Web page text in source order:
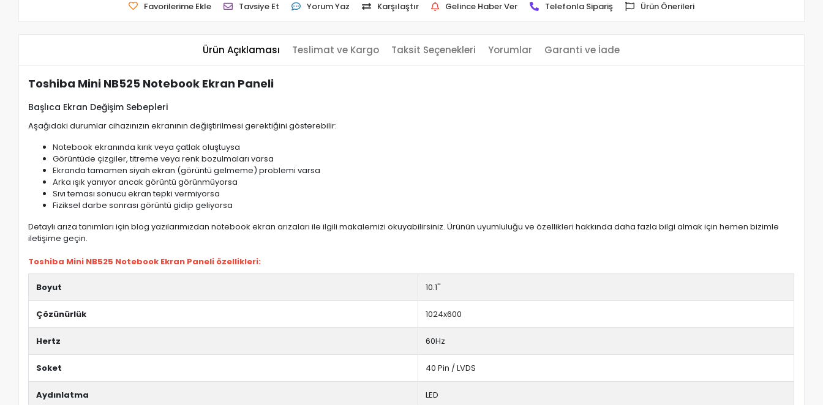
Favorilerime Ekle Tavsiye Et Yorum Yaz Karşılaştır Gelince Haber Ver Telefonla Sipariş Ürün Önerileri
Ürün Açıklaması Teslimat ve Kargo Taksit Seçenekleri Yorumlar Garanti ve İade
Toshiba Mini NB525 Notebook Ekran Paneli
Başlıca Ekran Değişim Sebepleri
Aşağıdaki durumlar cihazınızın ekranının değiştirilmesi gerektiğini gösterebilir:
Notebook ekranında kırık veya çatlak oluştuysa
Görüntüde çizgiler, titreme veya renk bozulmaları varsa
Ekranda tamamen siyah ekran (görüntü gelmeme) problemi varsa
Arka ışık yanıyor ancak görüntü görünmüyorsa
Sıvı teması sonucu ekran tepki vermiyorsa
Fiziksel darbe sonrası görüntü gidip geliyorsa
Detaylı arıza tanımları için blog yazılarımızdan notebook ekran arızaları ile ilgili makalemizi okuyabilirsiniz. Ürünün uyumluluğu ve özellikleri hakkında daha fazla bilgi almak için hemen bizimle
iletişime geçin.
Toshiba Mini NB525 Notebook Ekran Paneli özellikleri:
Boyut 10.1''
Çözünürlük 1024x600
Hertz 60Hz
Soket 40 Pin / LVDS
Aydınlatma LED